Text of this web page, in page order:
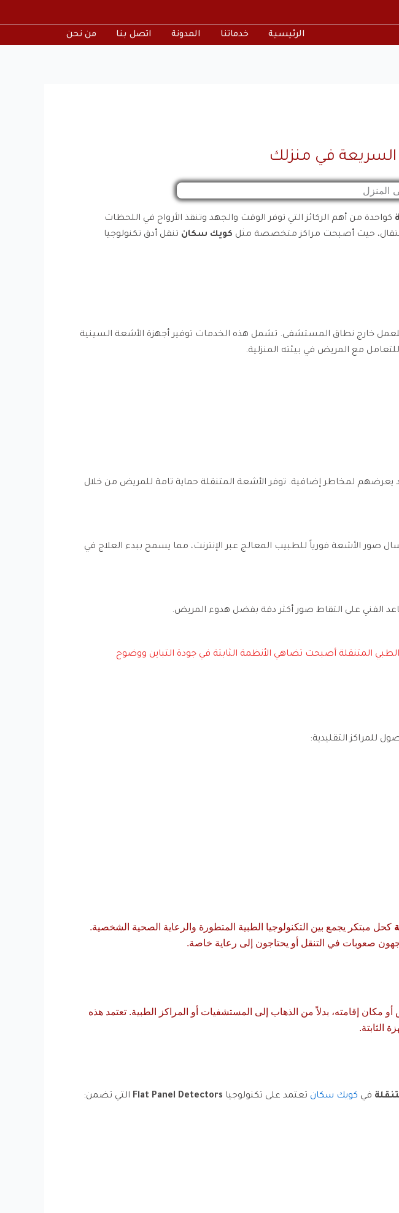
الرئيسية خدماتنا المدونة اتصل بنا من نحن
السريعة في منزلك
كواحدة من أهم الركائز التي توفر الوقت والجهد وتنقذ الأرواح في اللحظات
حيث أصبحت مراكز متخصصة مثل كويك سكان تنقل أدق تكنولوجيا
خارج نطاق المستشفى. تشمل هذه الخدمات توفير أجهزة الأشعة السينية
لمخاطر إضافية. توفر الأشعة المتنقلة حماية تامة للمريض من خلال
صور الأشعة فورياً للطبيب المعالج عبر الإنترنت، مما يسمح ببدء العلاج في
الفني على التقاط صور أكثر دقة بفضل هدوء المريض.
المتنقلة أصبحت تضاهي الأنظمة الثابتة في جودة التباين ووضوح
للمراكز التقليدية:
كحل مبتكر يجمع بين التكنولوجيا الطبية المتطورة والرعاية الصحية الشخصية.
صعوبات في التنقل أو يحتاجون إلى رعاية خاصة.
إقامته، بدلاً من الذهاب إلى المستشفيات أو المراكز الطبية. تعتمد هذه
الثابتة.
في كويك سكان تعتمد على تكنولوجيا Flat Panel Detectors التي تضمن: